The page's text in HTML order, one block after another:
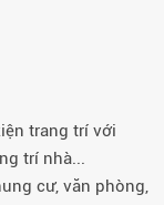
trang trí với
trí nhà...
cư, văn phòng,